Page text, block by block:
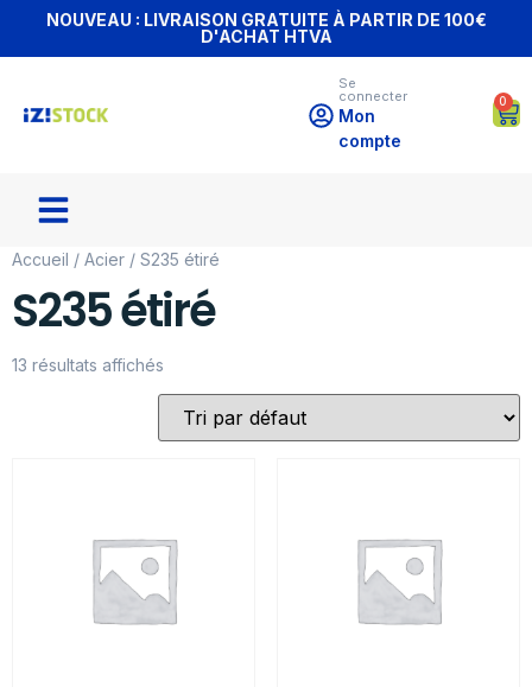
NOUVEAU : LIVRAISON GRATUITE À PARTIR DE 100€
D'ACHAT HTVA
Se
connecter
Mon
compte
0
Accueil / Acier / S235 étiré
S235 étiré
13 résultats affichés